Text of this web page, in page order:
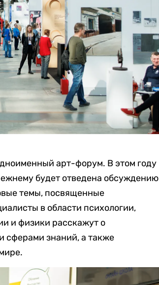
арт-форум. В этом году
будет отведена обсуждению
темы, посвященные
в области психологии,
и физики расскажут о
сферами знаний, а также